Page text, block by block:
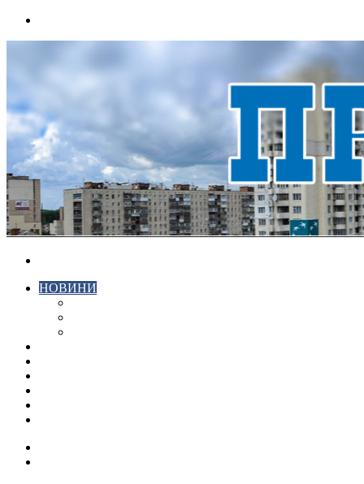
НОВИНИ